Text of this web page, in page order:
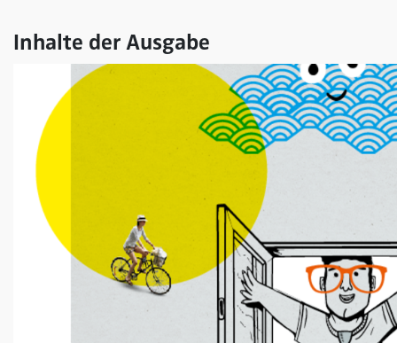
Inhalte der Ausgabe